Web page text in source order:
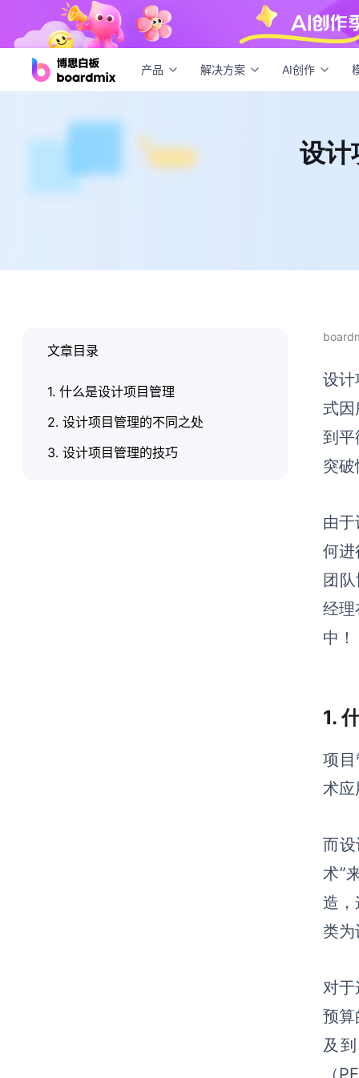
产品 解决方案 AI创作
设计
设计
设计
式
到
突
由
何
团
经
中！
1.
项
术应
而
术”
造
类
对
预
及
（
文章目录
1. 什么是设计项目管理
2. 设计项目管理的不同之处
3. 设计项目管理的技巧